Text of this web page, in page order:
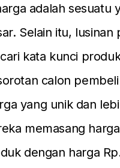
adalah sesuatu
Selain itu,
kata kunci
calon
yang unik dan
memasang
dengan harga